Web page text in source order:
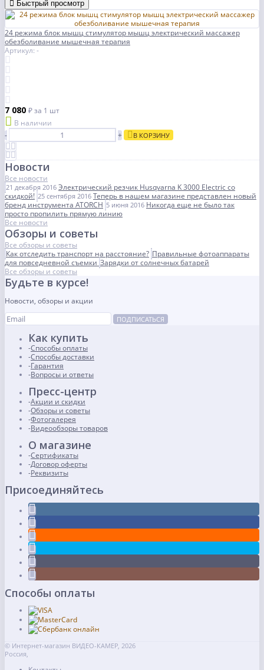
Быстрый просмотр
24 режима блок мышц стимулятор мышц электрический массажер
обезболивание мышечная терапия
Артикул: -
7 080 ₽за 1 шт
В наличии
-
+ В КОРЗИНУ
Новости
Все новости
21 декабря 2016 Электрический резчик Husqvarna K 3000 Electric со
скидкой! 25 сентября 2016 Теперь в нашем магазине представлен новый
бренд инструмента ATORCH 5 июня 2016 Никогда еще не было так
просто пропилить прямую линию
Все новости
Обзоры и советы
Все обзоры и советы
Как отследить транспорт на расстояние? Правильные фотоаппараты
для повседневной съемки Зарядки от солнечных батарей
Все обзоры и советы
Будьте в курсе!
Новости, обзоры и акции
ПОДПИСАТЬСЯ
Как купить
Способы оплаты
Способы доставки
Гарантия
Вопросы и ответы
Пресс-центр
Акции и скидки
Обзоры и советы
Фотогалерея
Видеообзоры товаров
О магазине
Сертификаты
Договор оферты
Реквизиты
Присоединяйтесь
Способы оплаты
© Интернет-магазин ВИДЕО-КАМЕР, 2026
Россия,